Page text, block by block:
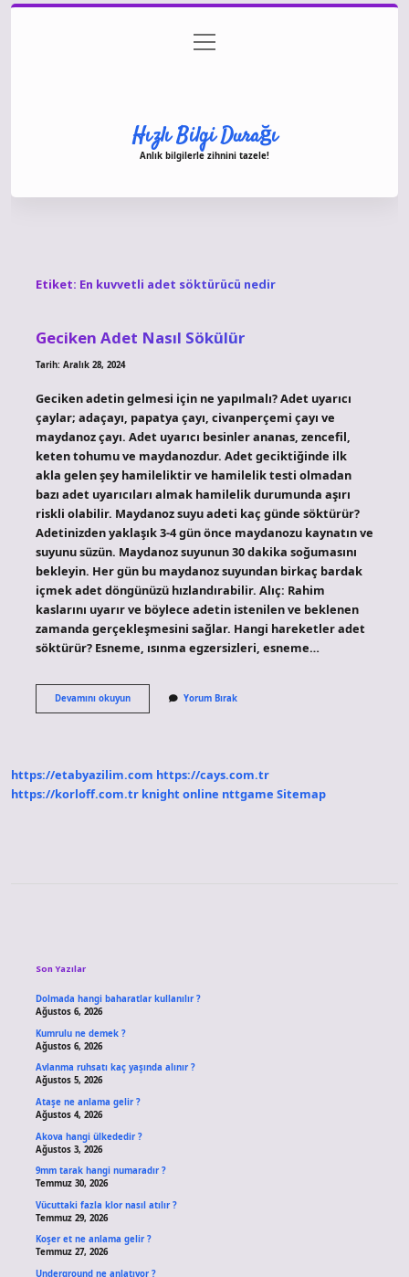
Gizlilik Politikası
menüyü
aç
Hızlı Bilgi Durağı
Anlık bilgilerle zihnini tazele!
Etiket: En kuvvetli adet söktürücü nedir
Geciken Adet Nasıl Sökülür
Tarih: Aralık 28, 2024
Geciken adetin gelmesi için ne yapılmalı? Adet uyarıcı
çaylar; adaçayı, papatya çayı, civanperçemi çayı ve
maydanoz çayı. Adet uyarıcı besinler ananas, zencefil,
keten tohumu ve maydanozdur. Adet geciktiğinde ilk
akla gelen şey hamileliktir ve hamilelik testi olmadan
bazı adet uyarıcıları almak hamilelik durumunda aşırı
riskli olabilir. Maydanoz suyu adeti kaç günde söktürür?
Adetinizden yaklaşık 3-4 gün önce maydanozu kaynatın ve
suyunu süzün. Maydanoz suyunun 30 dakika soğumasını
bekleyin. Her gün bu maydanoz suyundan birkaç bardak
içmek adet döngünüzü hızlandırabilir. Alıç: Rahim
kaslarını uyarır ve böylece adetin istenilen ve beklenen
zamanda gerçekleşmesini sağlar. Hangi hareketler adet
söktürür? Esneme, ısınma egzersizleri, esneme…
Devamını okuyunGeciken
Adet
Yorum Bırak
https://etabyazilim.com https://cays.com.tr
https://korloff.com.tr knight online nttgame Sitemap
Son Yazılar
Dolmada hangi baharatlar kullanılır ?
Ağustos 6, 2026
Kumrulu ne demek ?
Ağustos 6, 2026
Avlanma ruhsatı kaç yaşında alınır ?
Ağustos 5, 2026
Ataşe ne anlama gelir ?
Ağustos 4, 2026
Akova hangi ülkededir ?
Ağustos 3, 2026
9mm tarak hangi numaradır ?
Temmuz 30, 2026
Vücuttaki fazla klor nasıl atılır ?
Temmuz 29, 2026
Koşer et ne anlama gelir ?
Temmuz 27, 2026
Underground ne anlatıyor ?